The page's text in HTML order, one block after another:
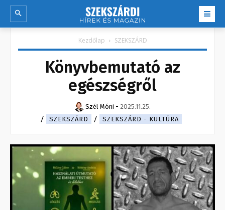
Kezdőlap SZEKSZÁRD
Könyvbemutató az
egészségről
Szél Móni - 2025.11.25.
SZEKSZÁRD
SZEKSZÁRD - KULTÚRA